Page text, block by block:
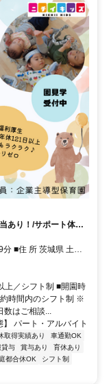
あり！/サポート体制
浦
上／シフト制 ■開園時
時間内のシフト制 ※
はご相談...
】 パート・アルバイト
取得実績あり
車通勤OK
貸与 賞与あり
育休あり
都合休OK
シフト制